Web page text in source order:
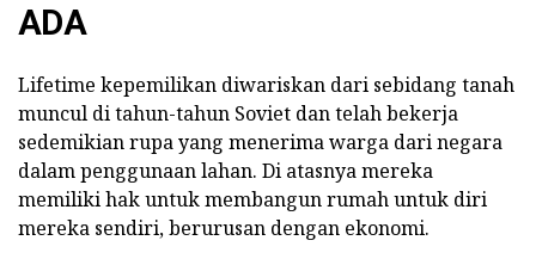
ADA
Lifetime kepemilikan diwariskan dari sebidang tanah
muncul di tahun-tahun Soviet dan telah bekerja
sedemikian rupa yang menerima warga dari negara
dalam penggunaan lahan. Di atasnya mereka
memiliki hak untuk membangun rumah untuk diri
mereka sendiri, berurusan dengan ekonomi.